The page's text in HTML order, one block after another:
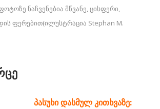
ნაჩვენებია მწვანე, ცისფერი,
ფერებით(ილუსტრაცია Stephan M.
პასუხი დასმულ კითხვაზე: